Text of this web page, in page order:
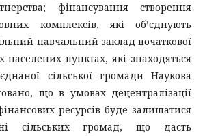
фінансування створення
комплексів, які об’єднують
навчальний заклад початкової
населених пунктах, які знаходяться
сільської громади Наукова
що в умовах децентралізації
ресурсів буде залишатися
сільських громад, що дасть